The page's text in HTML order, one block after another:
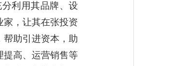
利用其品牌、设
家，让其在张投资
帮助引进资本，助
提高、运营销售等